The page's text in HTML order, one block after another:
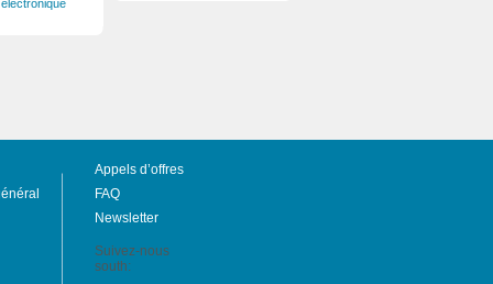
Appels d’offres
FAQ
Newsletter
Suivez-nous
south: